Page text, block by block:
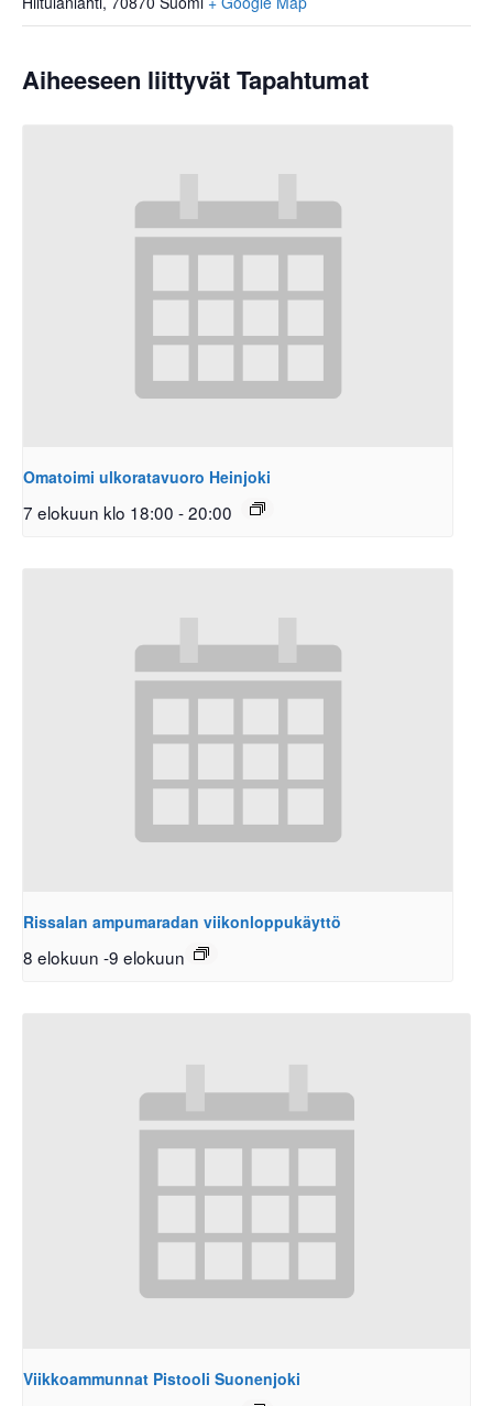
Aiheeseen liittyvät Tapahtumat
Omatoimi ulkoratavuoro Heinjoki
7 elokuun klo 18:00 -20:00
Rissalan ampumaradan viikonloppukäyttö
8 elokuun -9 elokuun
Viikkoammunnat Pistooli Suonenjoki